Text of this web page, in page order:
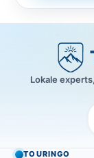
Lokale
TOURINGO